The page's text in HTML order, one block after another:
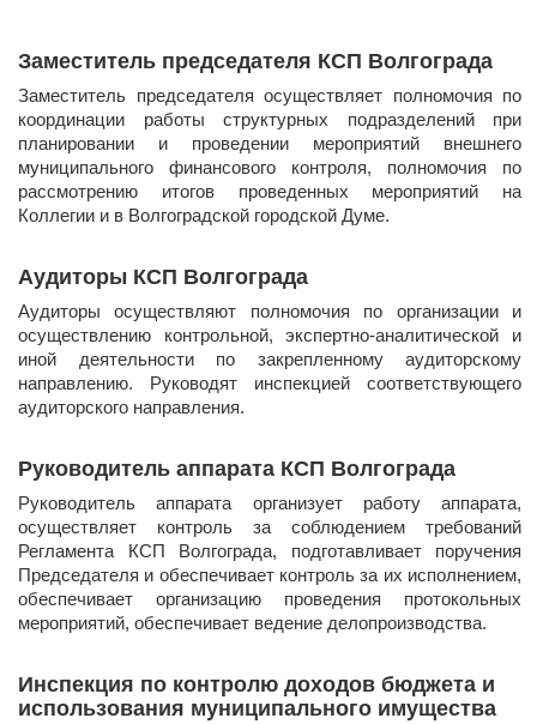
Заместитель председателя КСП Волгограда
​Заместитель председателя осуществляет полномочия по
координации работы структурных подразделений при
планировании и проведении мероприятий внешнего
муниципального финансового контроля, полномочия по
рассмотрению итогов проведенных мероприятий на
Коллегии и в Волгоградской городской Думе.
Аудиторы КСП Волгограда
​Аудиторы осуществляют полномочия по организации и
осуществлению контрольной, экспертно-аналитической и
иной деятельности по закрепленному аудиторскому
направлению. Руководят инспекцией соответствующего
аудиторского направления.
Руководитель аппарата КСП Волгограда
​Руководитель аппарата организует работу аппарата,
осуществляет контроль за соблюдением требований
Регламента КСП Волгограда, подготавливает поручения
Председателя и обеспечивает контроль за их исполнением,
обеспечивает организацию проведения протокольных
мероприятий, обеспечивает ведение делопроизводства.
Инспекция по контролю доходов бюджета и
использования муниципального имущества